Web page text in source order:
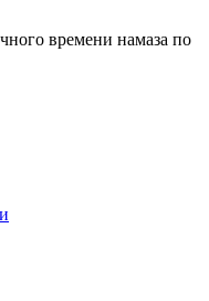
времени намаза по